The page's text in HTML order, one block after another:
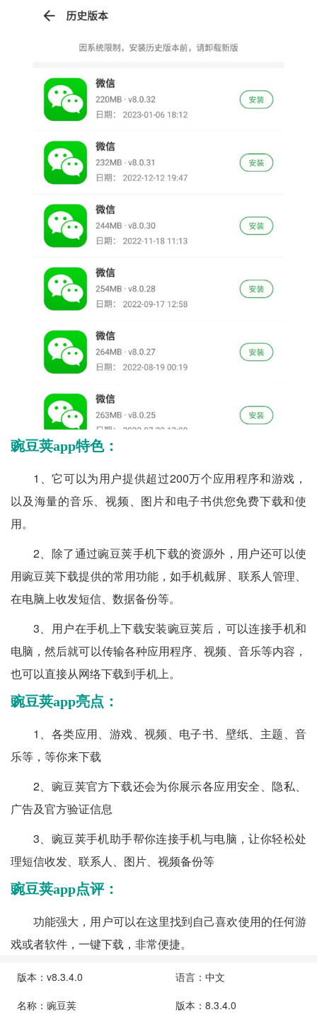
豌豆荚app特色：
1、它可以为用户提供超过200万个应用程序和游戏，
以及海量的音乐、视频、图片和电子书供您免费下载和使
用。
2、除了通过豌豆荚手机下载的资源外，用户还可以使
用豌豆荚下载提供的常用功能，如手机截屏、联系人管理、
在电脑上收发短信、数据备份等。
3、用户在手机上下载安装豌豆荚后，可以连接手机和
电脑，然后就可以传输各种应用程序、视频、音乐等内容，
也可以直接从网络下载到手机上。
豌豆荚app亮点：
1、各类应用、游戏、视频、电子书、壁纸、主题、音
乐等，等你来下载
2、豌豆荚官方下载还会为你展示各应用安全、隐私、
广告及官方验证信息
3、豌豆荚手机助手帮你连接手机与电脑，让你轻松处
理短信收发、联系人、图片、视频备份等
豌豆荚app点评：
功能强大，用户可以在这里找到自己喜欢使用的任何游
戏或者软件，一键下载，非常便捷。
版本：v8.3.4.0
语言：中文
名称：豌豆荚
版本：8.3.4.0